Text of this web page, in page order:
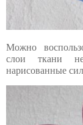
Можно
слои ткани не
нарисованные